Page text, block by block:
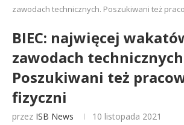
zawodach technicznych. Poszukiwani też
BIEC: najwięcej
zawodach
Poszukiwani też
fizyczni
przez ISB News 10 listopada 2021